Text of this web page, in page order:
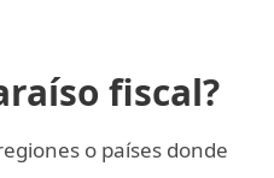
fiscal?
o países donde